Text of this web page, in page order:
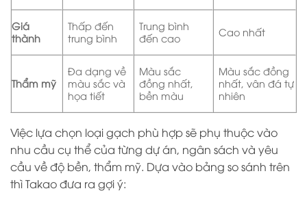
Giá
thành
Thấp đến
trung bình
Trung bình
đến cao
Cao nhất
Thẩm mỹ
Đa dạng về
màu sắc và
họa tiết
Màu sắc
đồng nhất,
bền màu
Màu sắc đồng
nhất, vân đá tự
nhiên
Việc lựa chọn loại gạch phù hợp sẽ phụ thuộc vào
nhu cầu cụ thể của từng dự án, ngân sách và yêu
cầu về độ bền, thẩm mỹ. Dựa vào bảng so sánh trên
thì Takao đưa ra gợi ý: